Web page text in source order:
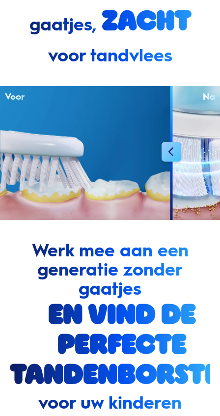
gaatjes, zacht
voor tandvlees
Voor Na
Werk mee aan een
generatie zonder
gaatjes
en vind de
perfecte
voor uw kinderen